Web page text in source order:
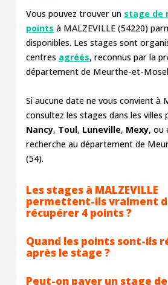
Vous pouvez trouver un stage de
points à MALZEVILLE (54220)
disponibles. Les stages sont
centres agréés, reconnus par la
département de Meurthe-et-
Si aucune date ne vous convient à
consultez les stages dans les villes
Nancy, Toul, Luneville, Mexy, ou
recherche au département de
(54).
Les stages à MALZEVILLE
permettent-ils vraiment
récupérer 4 points ?
Quand les points sont-ils
après le stage ?
Peut-on payer un stage de